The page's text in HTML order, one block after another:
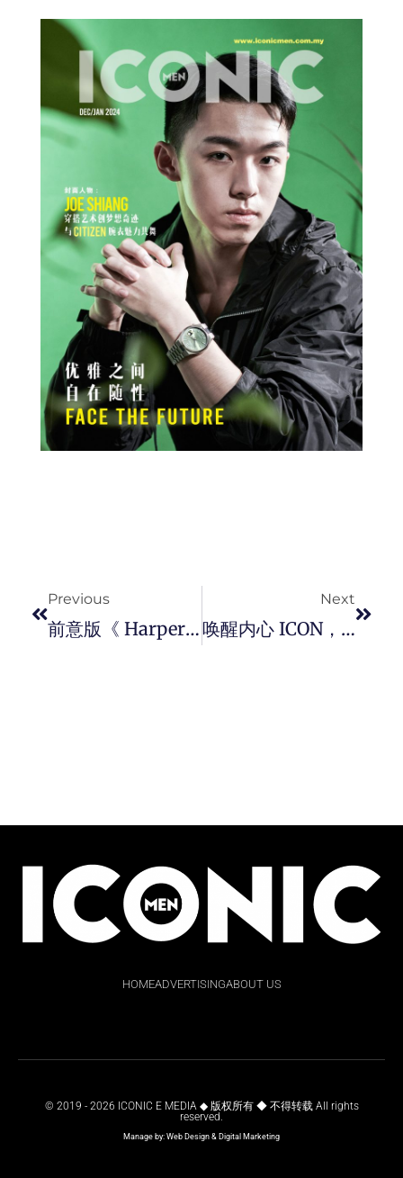
Previous
前意版《 Harper’s Bazaar 》主编将成为 Giorgio Armani 新设的副创意总监职位。
Next
唤醒内心 ICON，成就无畏巅峰！足坛传奇运动员 Zlatan Ibrahimović 出镜 Dsquared2 ICON 胶囊系列。
HOMEADVERTISINGABOUT US
© 2019 - 2026 ICONIC E MEDIA ◆ 版权所有 ◆ 不得转载 All rights
reserved.
Manage by: Web Design & Digital Marketing